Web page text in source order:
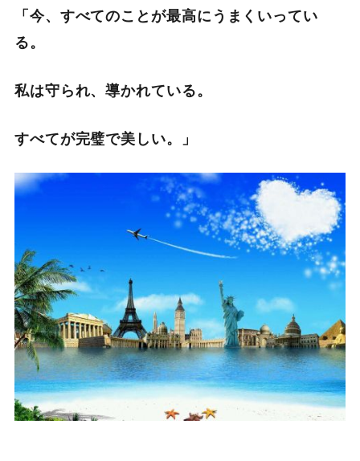
「今、すべてのことが最高にうまくいってい
る。
私は守られ、導かれている。
すべてが完璧で美しい。」